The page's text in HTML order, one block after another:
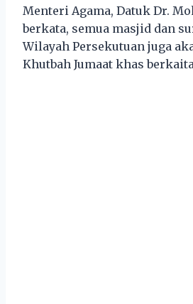
Menteri Agama, Datuk Dr.
berkata, semua masjid dan
Wilayah Persekutuan juga
Khutbah Jumaat khas